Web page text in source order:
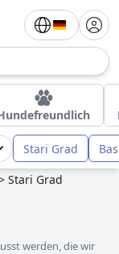
Stari Grad
Stari Grad
werden, die wir